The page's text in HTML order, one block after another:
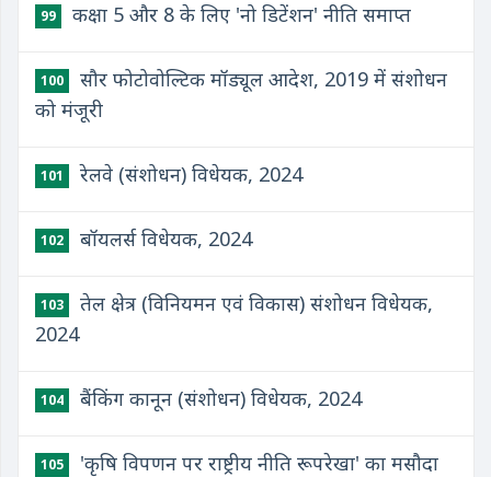
99 कक्षा 5 और 8 के लिए 'नो डिटेंशन' नीति समाप्त
100
सौर फोटोवोल्टिक मॉड्यूल आदेश, 2019 में संशोधन
को मंजूरी
101 रेलवे (संशोधन) विधेयक, 2024
102 बॉयलर्स विधेयक, 2024
103
तेल क्षेत्र (विनियमन एवं विकास) संशोधन विधेयक,
2024
104 बैंकिंग कानून (संशोधन) विधेयक, 2024
105 'कृषि विपणन पर राष्ट्रीय नीति रूपरेखा' का मसौदा